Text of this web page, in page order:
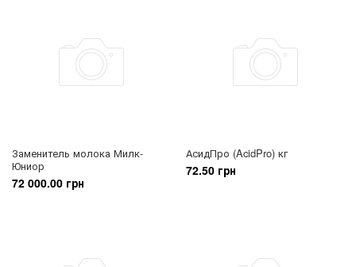
Заменитель молока Милк-
Юниор
72 000.00 грн
АсидПро (AcidPro) кг
72.50 грн